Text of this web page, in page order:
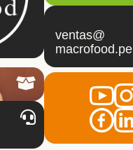
ventas@
macrofood.pe